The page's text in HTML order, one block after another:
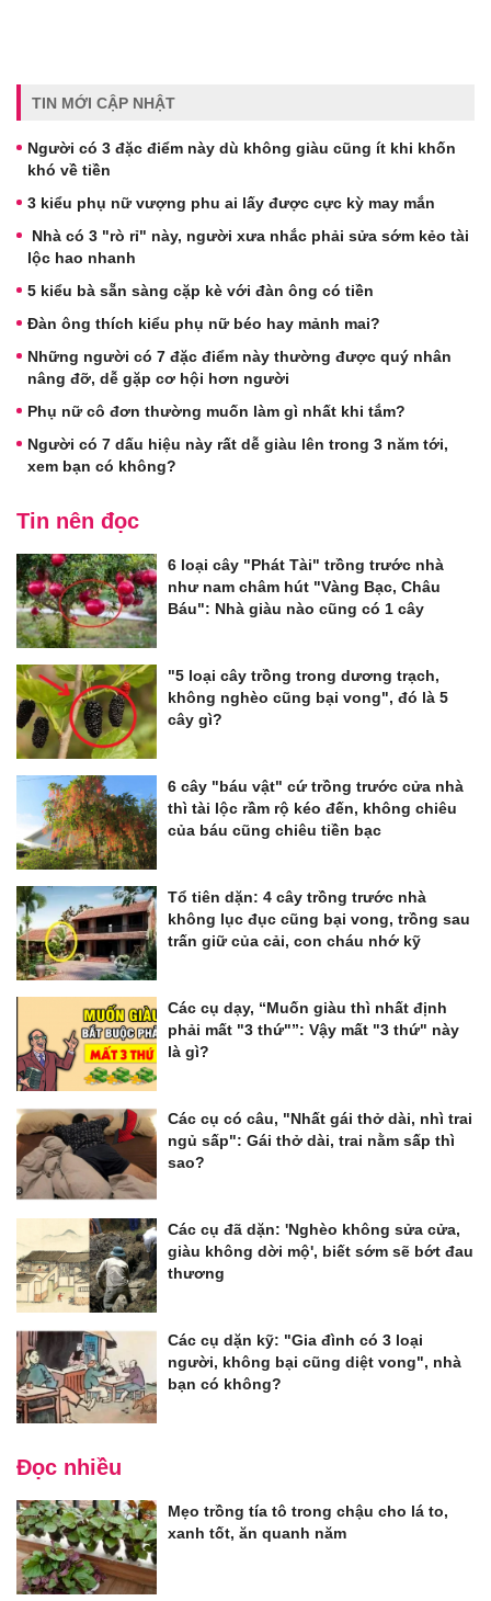
TIN MỚI CẬP NHẬT
Người có 3 đặc điểm này dù không giàu cũng ít khi khốn
khó về tiền
3 kiểu phụ nữ vượng phu ai lấy được cực kỳ may mắn
Nhà có 3 "rò rỉ" này, người xưa nhắc phải sửa sớm kẻo tài
lộc hao nhanh
5 kiểu bà sẵn sàng cặp kè với đàn ông có tiền
Đàn ông thích kiểu phụ nữ béo hay mảnh mai?
Những người có 7 đặc điểm này thường được quý nhân
nâng đỡ, dễ gặp cơ hội hơn người
Phụ nữ cô đơn thường muốn làm gì nhất khi tắm?
Người có 7 dấu hiệu này rất dễ giàu lên trong 3 năm tới,
xem bạn có không?
Tin nên đọc
6 loại cây "Phát Tài" trồng trước nhà
như nam châm hút "Vàng Bạc, Châu
Báu": Nhà giàu nào cũng có 1 cây
"5 loại cây trồng trong dương trạch,
không nghèo cũng bại vong", đó là 5
cây gì?
6 cây "báu vật" cứ trồng trước cửa nhà
thì tài lộc rầm rộ kéo đến, không chiêu
của báu cũng chiêu tiền bạc
Tổ tiên dặn: 4 cây trồng trước nhà
không lục đục cũng bại vong, trồng sau
trấn giữ của cải, con cháu nhớ kỹ
Các cụ dạy, “Muốn giàu thì nhất định
phải mất "3 thứ"”: Vậy mất "3 thứ" này
là gì?
Các cụ có câu, "Nhất gái thở dài, nhì trai
ngủ sấp": Gái thở dài, trai nằm sấp thì
sao?
Các cụ đã dặn: 'Nghèo không sửa cửa,
giàu không dời mộ', biết sớm sẽ bớt đau
thương
Các cụ dặn kỹ: "Gia đình có 3 loại
người, không bại cũng diệt vong", nhà
bạn có không?
Đọc nhiều
Mẹo trồng tía tô trong chậu cho lá to,
xanh tốt, ăn quanh năm